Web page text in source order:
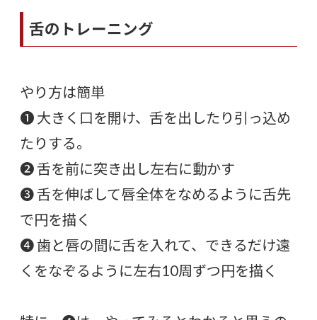
舌のトレーニング
やり方は簡単
❶ 大きく口を開け、舌を出したり引っ込め
たりする。
❷ 舌を前に突き出し左右に動かす
❸ 舌を伸ばして唇全体をなめるように舌先
で円を描く
❹ 歯と唇の間に舌を入れて、できるだけ遠
くをなぞるように左右10周ずつ円を描く